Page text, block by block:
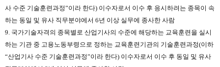
사 수준 기술훈련과정”이라 한다) 이수자로서 이수 후 응시하려는 종목이 속
하는 동일 및 유사 직무분야에서 6년 이상 실무에 종사한 사람
9. 국가기술자격의 종목별로 산업기사의 수준에 해당하는 교육훈련을 실시
하는 기관 중 고용노동부령으로 정하는 교육훈련기관의 기술훈련과정(이하
“산업기사 수준 기술훈련과정”이라 한다) 이수자로서 이수 후 동일 및 유사